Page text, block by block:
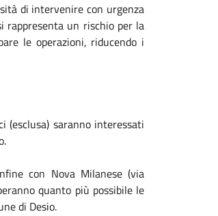
di intervenire con urgenza
rappresenta un rischio per la
le operazioni, riducendo i
(esclusa) saranno interessati
con Nova Milanese (via
quanto più possibile le
di Desio.